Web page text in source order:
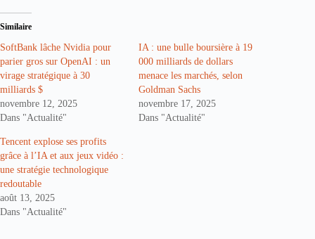
Similaire
SoftBank lâche Nvidia pour
parier gros sur OpenAI : un
virage stratégique à 30
milliards $
novembre 12, 2025
Dans "Actualité"
IA : une bulle boursière à 19
000 milliards de dollars
menace les marchés, selon
Goldman Sachs
novembre 17, 2025
Dans "Actualité"
Tencent explose ses profits
grâce à l’IA et aux jeux vidéo :
une stratégie technologique
redoutable
août 13, 2025
Dans "Actualité"